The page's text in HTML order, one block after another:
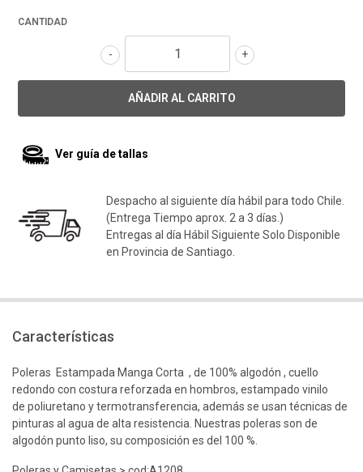
CANTIDAD
+
-
Ver guía de tallas
Despacho al siguiente día hábil para todo Chile.
(Entrega Tiempo aprox. 2 a 3 días.)
Entregas al día Hábil Siguiente Solo Disponible
en Provincia de Santiago.
Características
Poleras Estampada Manga Corta , de 100% algodón , cuello
redondo con costura reforzada en hombros, estampado vinilo
de poliuretano y termotransferencia, además se usan técnicas de
pinturas al agua de alta resistencia. Nuestras poleras son de
algodón punto liso, su composición es del 100 %.